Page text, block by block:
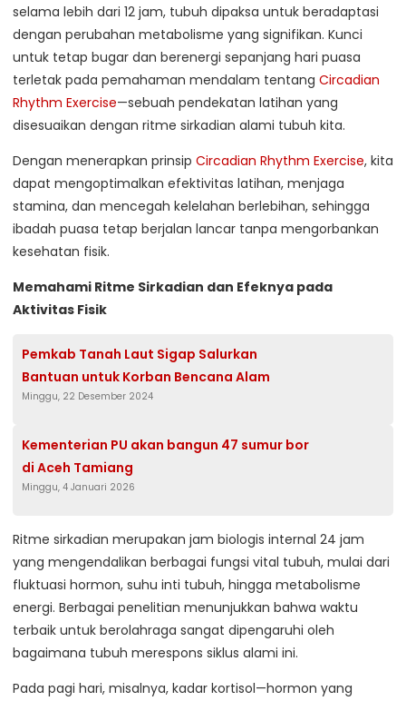
selama lebih dari 12 jam, tubuh dipaksa untuk beradaptasi
dengan perubahan metabolisme yang signifikan. Kunci
untuk tetap bugar dan berenergi sepanjang hari puasa
terletak pada pemahaman mendalam tentang Circadian
Rhythm Exercise—sebuah pendekatan latihan yang
disesuaikan dengan ritme sirkadian alami tubuh kita.
Dengan menerapkan prinsip Circadian Rhythm Exercise, kita
dapat mengoptimalkan efektivitas latihan, menjaga
stamina, dan mencegah kelelahan berlebihan, sehingga
ibadah puasa tetap berjalan lancar tanpa mengorbankan
kesehatan fisik.
Memahami Ritme Sirkadian dan Efeknya pada
Aktivitas Fisik
Pemkab Tanah Laut Sigap Salurkan
Bantuan untuk Korban Bencana Alam
Minggu, 22 Desember 2024
Kementerian PU akan bangun 47 sumur bor
di Aceh Tamiang
Minggu, 4 Januari 2026
Ritme sirkadian merupakan jam biologis internal 24 jam
yang mengendalikan berbagai fungsi vital tubuh, mulai dari
fluktuasi hormon, suhu inti tubuh, hingga metabolisme
energi. Berbagai penelitian menunjukkan bahwa waktu
terbaik untuk berolahraga sangat dipengaruhi oleh
bagaimana tubuh merespons siklus alami ini.
Pada pagi hari, misalnya, kadar kortisol—hormon yang